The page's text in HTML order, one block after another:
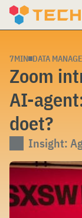
Skip
7MIN DATA
Zoom
AI-
doet?
Insight: